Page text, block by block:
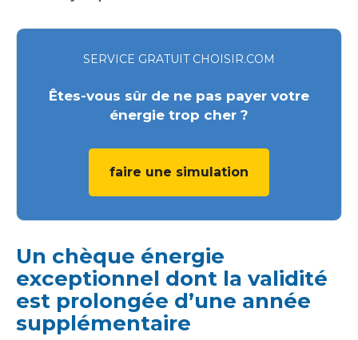
SERVICE GRATUIT CHOISIR.COM
Êtes-vous sûr de ne pas payer votre
énergie trop cher ?
faire une simulation
Un chèque énergie
exceptionnel dont la validité
est prolongée d’une année
supplémentaire